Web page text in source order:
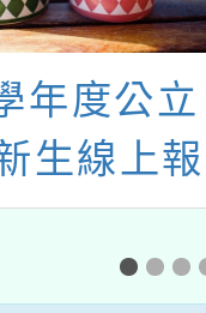
年一、
年級編班
編配結果